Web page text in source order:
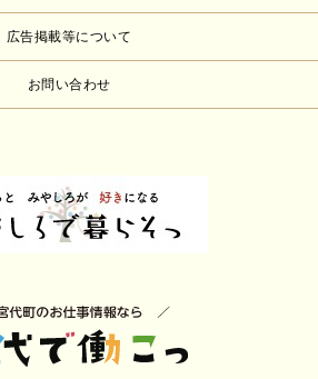
広告掲載等について
お問い合わせ